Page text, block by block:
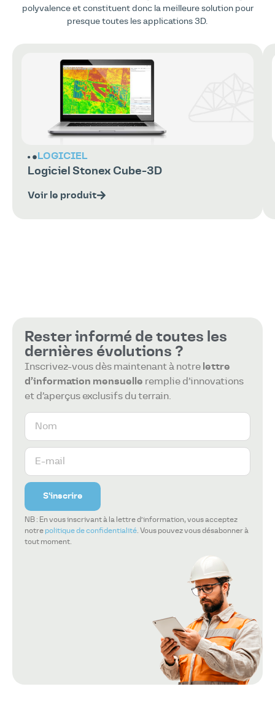
polyvalence et constituent donc la meilleure solution pour
presque toutes les applications 3D.
LOGICIEL
Logiciel Stonex Cube-3D
Voir le produit
Rester informé de toutes les
dernières évolutions ?
Inscrivez-vous dès maintenant à notre lettre
d’information mensuelle remplie d’innovations
et d’aperçus exclusifs du terrain.
S'inscrire
NB : En vous inscrivant à la lettre d’information, vous acceptez
notre politique de confidentialité . Vous pouvez vous désabonner à
tout moment.